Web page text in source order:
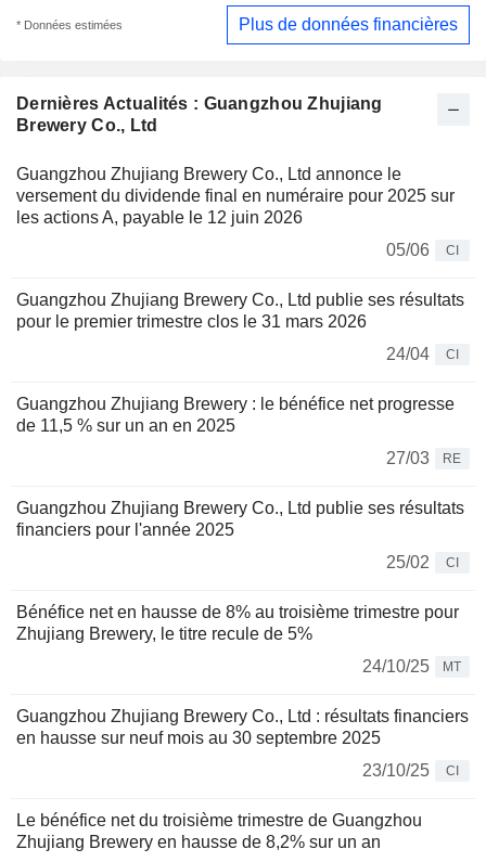
Dernières Actualités : Guangzhou Zhujiang
Brewery Co., Ltd
Guangzhou Zhujiang Brewery Co., Ltd annonce le
versement du dividende final en numéraire pour 2025 sur
les actions A, payable le 12 juin 2026
05/06
CI
Guangzhou Zhujiang Brewery Co., Ltd publie ses résultats
pour le premier trimestre clos le 31 mars 2026
24/04
CI
Guangzhou Zhujiang Brewery : le bénéfice net progresse
de 11,5 % sur un an en 2025
27/03
RE
Guangzhou Zhujiang Brewery Co., Ltd publie ses résultats
financiers pour l'année 2025
25/02
CI
Bénéfice net en hausse de 8% au troisième trimestre pour
Zhujiang Brewery, le titre recule de 5%
24/10/25
MT
Guangzhou Zhujiang Brewery Co., Ltd : résultats financiers
en hausse sur neuf mois au 30 septembre 2025
23/10/25
CI
Le bénéfice net du troisième trimestre de Guangzhou
Zhujiang Brewery en hausse de 8,2% sur un an
* Données estimées Plus de données financières